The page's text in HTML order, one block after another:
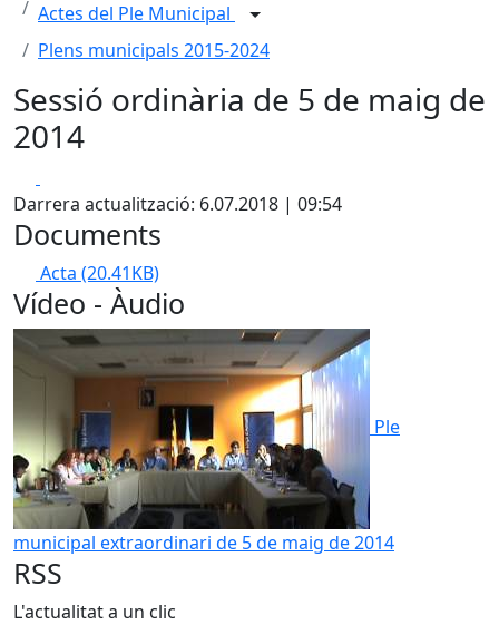
Actes del Ple Municipal
Plens municipals 2015-2024
Sessió ordinària de 5 de maig de
2014
Darrera actualització: 6.07.2018 | 09:54
Documents
Acta (20.41KB)
Vídeo - Àudio
Ple
municipal extraordinari de 5 de maig de 2014
RSS
L'actualitat a un clic